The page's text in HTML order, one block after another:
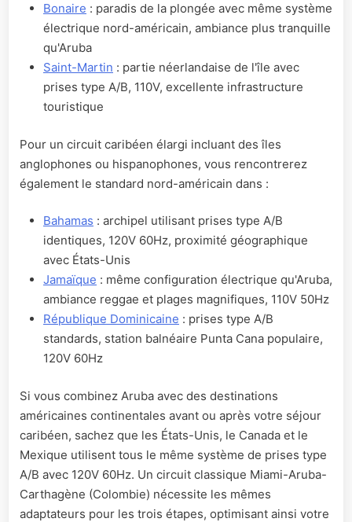
Bonaire : paradis de la plongée avec même système
électrique nord-américain, ambiance plus tranquille
qu'Aruba
Saint-Martin : partie néerlandaise de l'île avec
prises type A/B, 110V, excellente infrastructure
touristique
Pour un circuit caribéen élargi incluant des îles
anglophones ou hispanophones, vous rencontrerez
également le standard nord-américain dans :
Bahamas : archipel utilisant prises type A/B
identiques, 120V 60Hz, proximité géographique
avec États-Unis
Jamaïque : même configuration électrique qu'Aruba,
ambiance reggae et plages magnifiques, 110V 50Hz
République Dominicaine : prises type A/B
standards, station balnéaire Punta Cana populaire,
120V 60Hz
Si vous combinez Aruba avec des destinations
américaines continentales avant ou après votre séjour
caribéen, sachez que les États-Unis, le Canada et le
Mexique utilisent tous le même système de prises type
A/B avec 120V 60Hz. Un circuit classique Miami-Aruba-
Carthagène (Colombie) nécessite les mêmes
adaptateurs pour les trois étapes, optimisant ainsi votre